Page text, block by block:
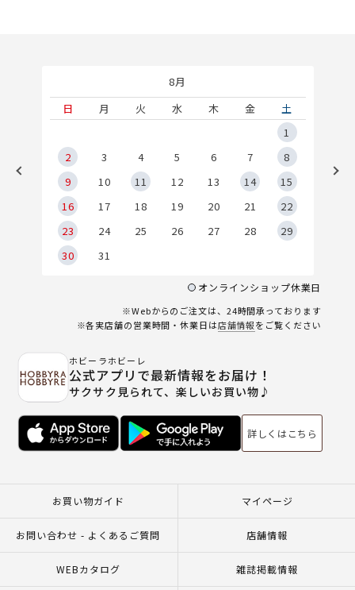
8月
日
月 火 水 木 金
土
1
2
3 4 5 6 7
8
9
10 11 12 13 14
15
16
17 18 19 20 21
22
23
24 25 26 27 28
29
30
31
オンラインショップ休業日
※Webからのご注文は、24時間承っております
※各実店舗の営業時間・休業日は店舗情報をご覧ください
ホビーラホビーレ
公式アプリで最新情報をお届け！
サクサク見られて、楽しいお買い物♪
詳しくはこちら
お買い物ガイド マイページ
お問い合わせ - よくあるご質問 店舗情報
WEBカタログ 雑誌掲載情報